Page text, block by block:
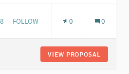
8 8 FOLLOWERS
FOLLOW 0 0
VIEW PROPOSAL